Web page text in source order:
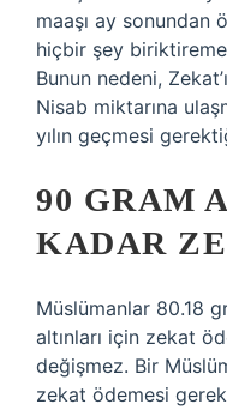
maaşı ay sonundan
hiçbir şey
Bunun nedeni,
Nisab miktarına
yılın geçmesi
90 GRAM
KADAR
Müslümanlar 80.18
altınları için zekat
değişmez. Bir
zekat ödemesi